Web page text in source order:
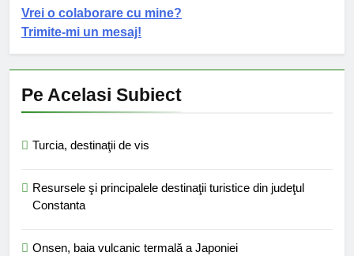
Vrei o colaborare cu mine?
Trimite-mi un mesaj!
Pe Acelasi Subiect
Turcia, destinaţii de vis
Resursele şi principalele destinaţii turistice din judeţul
Constanta
Onsen, baia vulcanic termală a Japoniei